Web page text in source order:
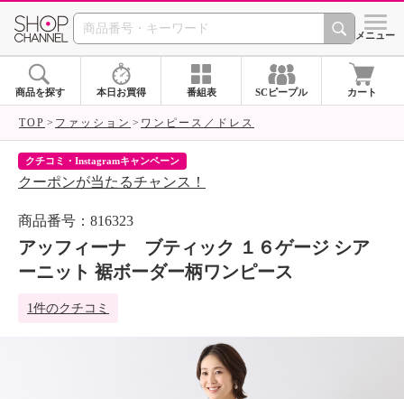
SHOP CHANNEL シメニュー
商品を探す 本日お買得 番組表 SCピープル カート
TOP ファッション ワンピース／ドレス
クチコミ・Instagramキャンペーン
クーポンが当たるチャンス！
商品番号：816323
アッフィーナ ブティック １６ゲージ シア
ーニット 裾ボーダー柄ワンピース
1件のクチコミ